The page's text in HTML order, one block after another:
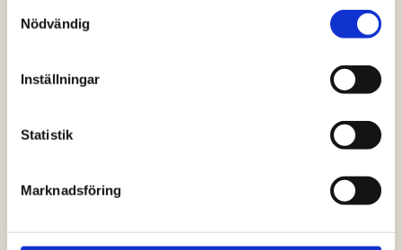
Nödvändig
Inställningar
Statistik
Marknadsföring
Vanliga frågor och